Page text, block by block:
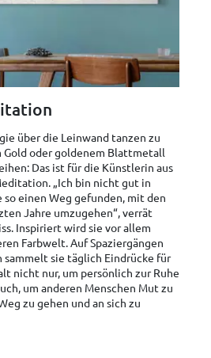
über die Leinwand tanzen zu
Gold oder goldenem Blattmetall
Das ist für die Künstlerin aus
„Ich bin nicht gut in
so einen Weg gefunden, mit den
Jahre umzugehen“, verrät
Inspiriert wird sie vor allem
Farbwelt. Auf Spaziergängen
sie täglich Eindrücke für
nicht nur, um persönlich zur Ruhe
um anderen Menschen Mut zu
zu gehen und an sich zu